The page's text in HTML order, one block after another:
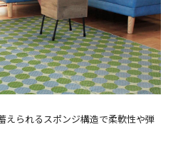
えられるスポンジ構造で柔軟性や弾